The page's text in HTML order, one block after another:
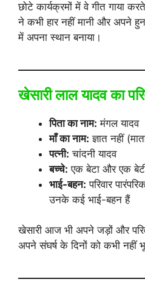
छोटे कार्यक्रमों में वे गीत गाया
ने कभी हार नहीं मानी और अपने
में अपना स्थान बनाया।
खेसारी लाल यादव का
पिता का नाम: मंगल यादव
माँ का नाम: ज्ञात नहीं
पत्नी: चांदनी यादव
बच्चे: एक बेटा और एक
भाई-बहन: परिवार
उनके कई भाई-बहन हैं
खेसारी आज भी अपने जड़ों और
अपने संघर्ष के दिनों को कभी नहीं